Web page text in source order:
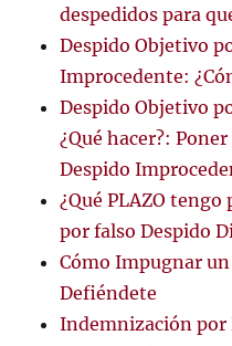
despedidos para
Despido Objetivo
Improcedente:
Despido Objetivo
¿Qué hacer?:
Despido
¿Qué PLAZO
por falso Despido
Cómo Impugnar un
Defiéndete
Indemnización por